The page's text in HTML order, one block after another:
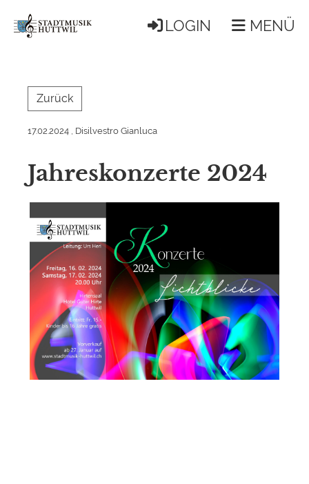
LOGIN MENÜ
Zurück
17.02.2024 , Disilvestro Gianluca
Jahreskonzerte 2024